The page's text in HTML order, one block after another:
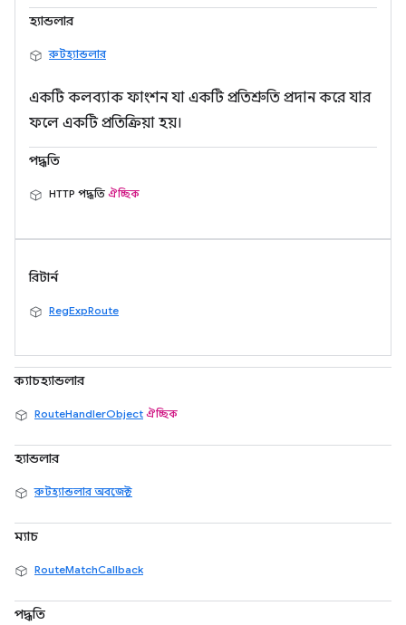
হ্যান্ডলার
রুটহ্যান্ডলার
একটি কলব্যাক ফাংশন যা একটি প্রতিশ্রুতি প্রদান করে যার
ফলে একটি প্রতিক্রিয়া হয়।
পদ্ধতি
HTTP পদ্ধতি ঐচ্ছিক
রিটার্ন
RegExpRoute
ক্যাচহ্যান্ডলার
RouteHandlerObject ঐচ্ছিক
হ্যান্ডলার
রুটহ্যান্ডলার অবজেক্ট
ম্যাচ
RouteMatchCallback
পদ্ধতি